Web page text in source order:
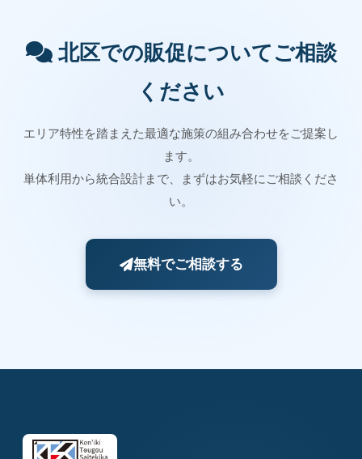
北区での販促についてご相談
ください
エリア特性を踏まえた最適な施策の組み合わせをご提案し
ます。
単体利用から統合設計まで、まずはお気軽にご相談くださ
い。
無料でご相談する